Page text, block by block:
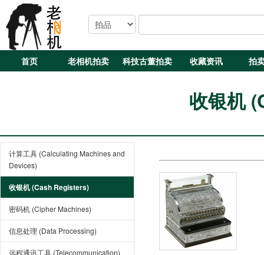
首页 老相机拍卖 科技古董拍卖 收藏资讯 拍
收银机
计算工具 (Calculating Machines and
Devices)
收银机 (Cash Registers)
密码机 (Cipher Machines)
信息处理 (Data Processing)
远程通讯工具 (Telecommunication)